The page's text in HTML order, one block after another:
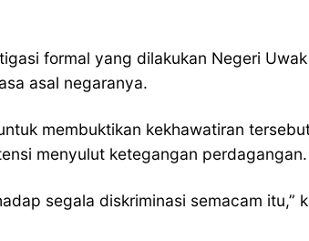
formal yang dilakukan Negeri
asal negaranya.
membuktikan kekhawatiran
menyulut ketegangan perdagangan.
segala diskriminasi semacam itu,”